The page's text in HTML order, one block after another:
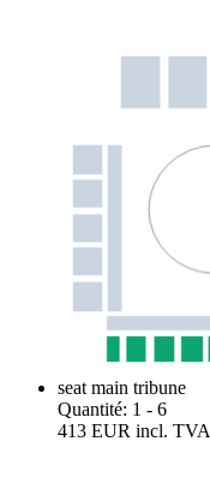
seat main tribune
Quantité: 1 - 6
413 EUR incl. TVA